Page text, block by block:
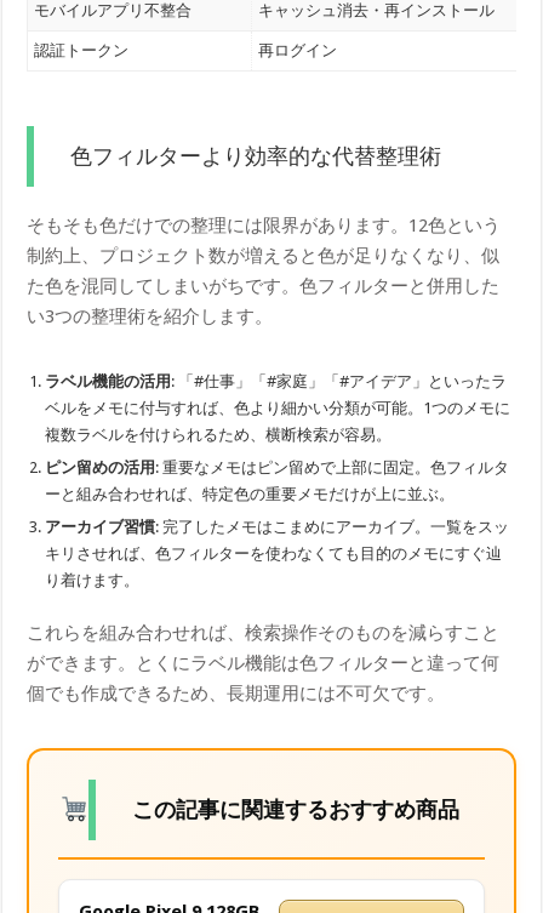
モバイルアプリ不整合 キャッシュ消去・再インストール
認証トークン 再ログイン
色フィルターより効率的な代替整理術
そもそも色だけでの整理には限界があります。12色という
制約上、プロジェクト数が増えると色が足りなくなり、似
た色を混同してしまいがちです。色フィルターと併用した
い3つの整理術を紹介します。
ラベル機能の活用: 「#仕事」「#家庭」「#アイデア」といったラ
ベルをメモに付与すれば、色より細かい分類が可能。1つのメモに
複数ラベルを付けられるため、横断検索が容易。
ピン留めの活用: 重要なメモはピン留めで上部に固定。色フィルタ
ーと組み合わせれば、特定色の重要メモだけが上に並ぶ。
アーカイブ習慣: 完了したメモはこまめにアーカイブ。一覧をスッ
キリさせれば、色フィルターを使わなくても目的のメモにすぐ辿
り着けます。
これらを組み合わせれば、検索操作そのものを減らすこと
ができます。とくにラベル機能は色フィルターと違って何
個でも作成できるため、長期運用には不可欠です。
この記事に関連するおすすめ商品